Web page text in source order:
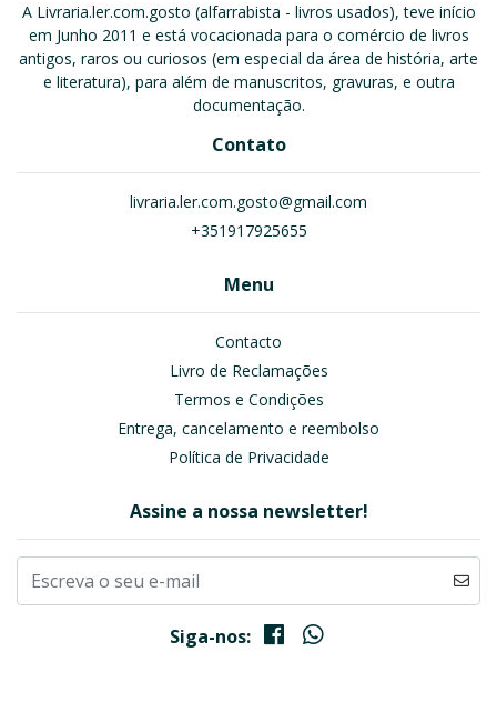
A Livraria.ler.com.gosto (alfarrabista - livros usados), teve início
em Junho 2011 e está vocacionada para o comércio de livros
antigos, raros ou curiosos (em especial da área de história, arte
e literatura), para além de manuscritos, gravuras, e outra
documentação.
Contato
livraria.ler.com.gosto@gmail.com
+351917925655
Menu
Contacto
Livro de Reclamações
Termos e Condições
Entrega, cancelamento e reembolso
Política de Privacidade
Assine a nossa newsletter!
Siga-nos: